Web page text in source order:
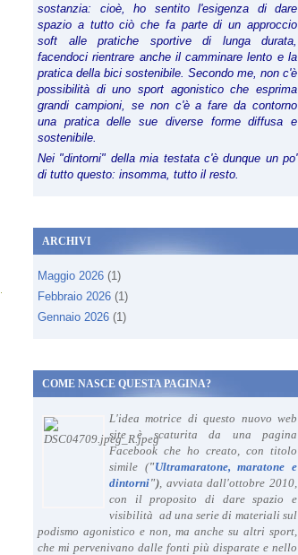
sostanzia: cioè, ho sentito l'esigenza di dare
spazio a tutto ciò che fa parte di un approccio
soft alle pratiche sportive di lunga durata,
facendoci rientrare anche il camminare lento e la
pratica della bici sostenibile. Secondo me, non c'è
possibilità di uno sport agonistico che esprima
grandi campioni, se non c'è a fare da contorno
una pratica delle sue diverse forme diffusa e
sostenibile.
Nei "dintorni" della mia testata c'è dunque un po'
di tutto questo: insomma, tutto il resto.
ARCHIVI
Maggio 2026 (1)
Febbraio 2026 (1)
Gennaio 2026 (1)
COME NASCE QUESTA PAGINA?
L'idea motrice di questo nuovo web
site è scaturita da una pagina
Facebook che ho creato, con titolo
simile ("Ultramaratone, maratone e
dintorni"), avviata dall'ottobre 2010,
con il proposito di dare spazio e
visibilità ad una serie di materiali sul
podismo agonistico e non, ma anche su altri sport,
che mi pervenivano dalle fonti più disparate e nello